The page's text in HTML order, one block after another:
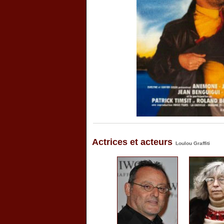
Actrices et acteurs Loulou Graffiti